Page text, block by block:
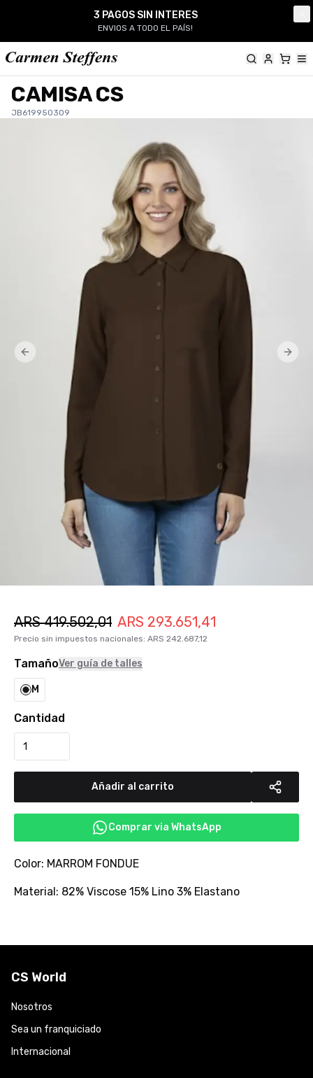
3 PAGOS SIN INTERES
ENVIOS A TODO EL PAÍS!
CAMISA CS
JB619950309
Previous slide Next
ARS 419.502,01 ARS 293.651,41
Precio sin impuestos nacionales: ARS 242.687,12
TamañoVer guía de talles
M
Cantidad
Añadir al carrito
Comprar via WhatsApp
Color: MARROM FONDUE
Material: 82% Viscose 15% Lino 3% Elastano
CS World
Nosotros
Sea un franquiciado
Internacional